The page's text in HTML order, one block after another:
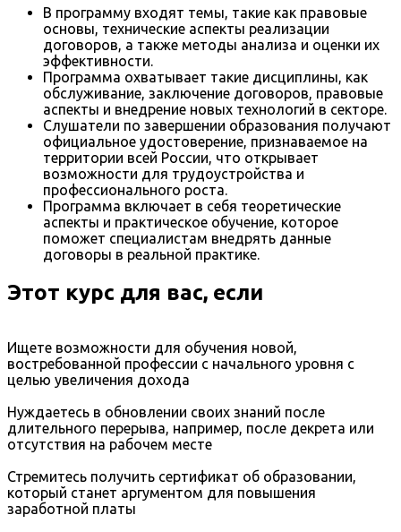
В программу входят темы, такие как правовые
основы, технические аспекты реализации
договоров, а также методы анализа и оценки их
эффективности.
Программа охватывает такие дисциплины, как
обслуживание, заключение договоров, правовые
аспекты и внедрение новых технологий в секторе.
Слушатели по завершении образования получают
официальное удостоверение, признаваемое на
территории всей России, что открывает
возможности для трудоустройства и
профессионального роста.
Программа включает в себя теоретические
аспекты и практическое обучение, которое
поможет специалистам внедрять данные
договоры в реальной практике.
Этот курс для вас, если
Ищете возможности для обучения новой,
востребованной профессии с начального уровня с
целью увеличения дохода
Нуждаетесь в обновлении своих знаний после
длительного перерыва, например, после декрета или
отсутствия на рабочем месте
Стремитесь получить сертификат об образовании,
который станет аргументом для повышения
заработной платы